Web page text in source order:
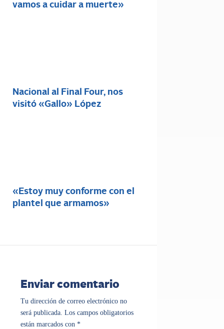
vamos a cuidar a muerte»
Nacional al Final Four, nos
visitó «Gallo» López
«Estoy muy conforme con el
plantel que armamos»
Enviar comentario
Tu dirección de correo electrónico no
será publicada. Los campos obligatorios
están marcados con *